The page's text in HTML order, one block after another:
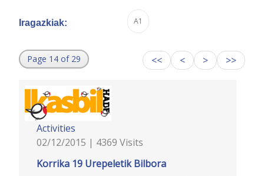
Iragazkiak: A1
Page 14 of 29 << < > >>
Activities
02/12/2015 | 4369 Visits
Korrika 19 Urepeletik Bilbora